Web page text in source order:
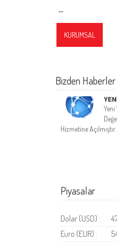
...
KURUMSAL
Bizden Haberler
Hizmetine Açılmıştır.
Piyasalar
Dolar (USD) :
Euro (EUR) :